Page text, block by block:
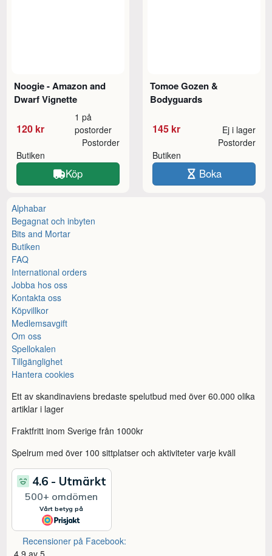
Noogie - Amazon and
Dwarf Vignette
120 kr
1 på
postorder
Butiken
Postorder
Köp
Tomoe Gozen &
Bodyguards
145 kr Ej i lager
Butiken
Postorder
Boka
Alphabar
Begagnat och inbyten
Bits and Mortar
Butiken
FAQ
International orders
Jobba hos oss
Kontakta oss
Köpvillkor
Medlemsavgift
Om oss
Spellokalen
Tillgänglighet
Hantera cookies
Ett av skandinaviens bredaste spelutbud med över 60.000 olika
artiklar i lager
Fraktfritt inom Sverige från 1000kr
Spelrum med över 100 sittplatser och aktiviteter varje kväll
Recensioner på Facebook: